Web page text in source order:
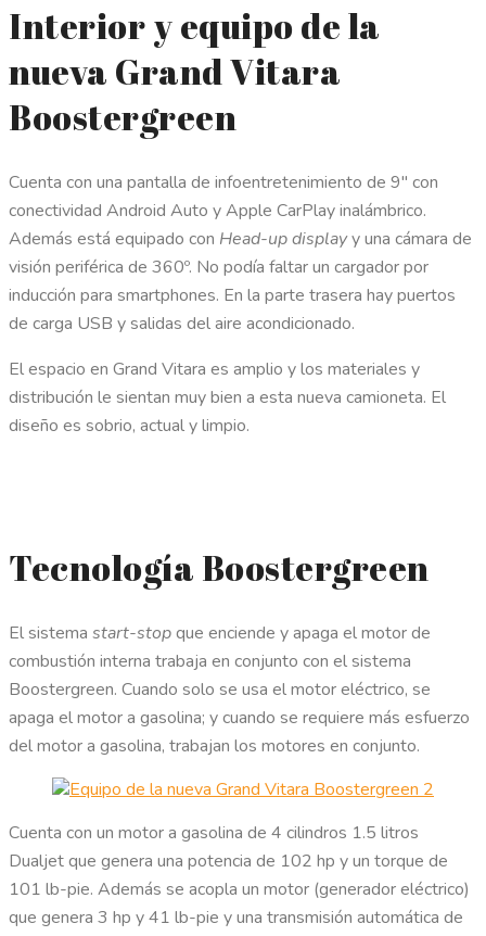
Interior y equipo de la
nueva Grand Vitara
Boostergreen
Cuenta con una pantalla de infoentretenimiento de 9″ con
conectividad Android Auto y Apple CarPlay inalámbrico.
Además está equipado con Head-up displayy una cámara de
visión periférica de 360º. No podía faltar un cargador por
inducción para smartphones. En la parte trasera hay puertos
de carga USB y salidas del aire acondicionado.
El espacio en Grand Vitara es amplio y los materiales y
distribución le sientan muy bien a esta nueva camioneta. El
diseño es sobrio, actual y limpio.
Tecnología Boostergreen
El sistema start-stopque enciende y apaga el motor de
combustión interna trabaja en conjunto con el sistema
Boostergreen. Cuando solo se usa el motor eléctrico, se
apaga el motor a gasolina; y cuando se requiere más esfuerzo
del motor a gasolina, trabajan los motores en conjunto.
Cuenta con un motor a gasolina de 4 cilindros 1.5 litros
Dualjet que genera una potencia de 102 hp y un torque de
101 lb-pie. Además se acopla un motor (generador eléctrico)
que genera 3 hp y 41 lb-pie y una transmisión automática de